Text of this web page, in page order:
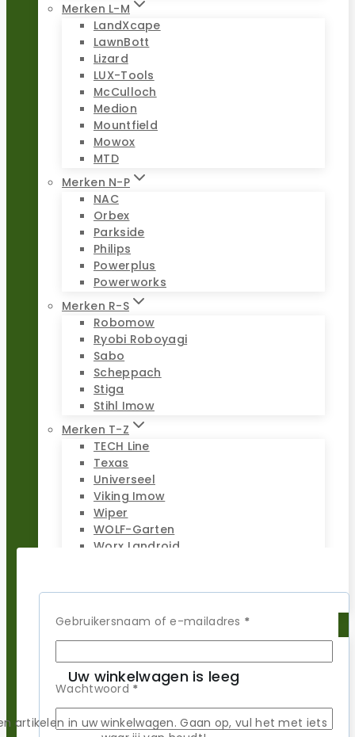
Merken L-M
LandXcape
LawnBott
Lizard
LUX-Tools
McCulloch
Medion
Mountfield
Mowox
MTD
Merken N-P
NAC
Orbex
Parkside
Philips
Powerplus
Powerworks
Merken R-S
Robomow
Ryobi Roboyagi
Sabo
Scheppach
Stiga
Stihl Imow
Merken T-Z
TECH Line
Texas
Universeel
Viking Imow
Wiper
WOLF-Garten
Worx Landroid
Reparatie sets
Populaire merken
Gardena
Husqvarna
Kress
Gebruikersnaam of e-mailadres *Vereist
Wachtwoord *Vereist
Uw winkelwagen is leeg
artikelen in uw winkelwagen. Gaan op, vul het met iets